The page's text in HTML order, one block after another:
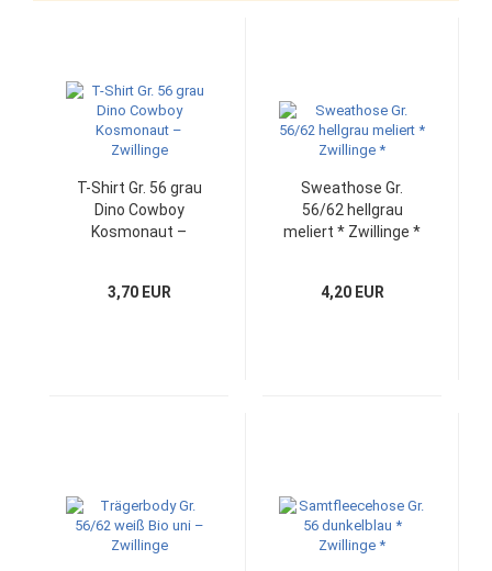
T-Shirt Gr. 56 grau
Dino Cowboy
Kosmonaut –
3,70 EUR
Sweathose Gr.
56/62 hellgrau
meliert * Zwillinge *
4,20 EUR